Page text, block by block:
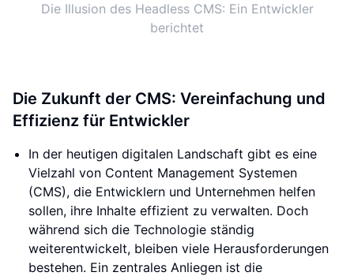
Die Illusion des Headless CMS: Ein Entwickler
berichtet
Die Zukunft der CMS: Vereinfachung und
Effizienz für Entwickler
In der heutigen digitalen Landschaft gibt es eine
Vielzahl von Content Management Systemen
(CMS), die Entwicklern und Unternehmen helfen
sollen, ihre Inhalte effizient zu verwalten. Doch
während sich die Technologie ständig
weiterentwickelt, bleiben viele Herausforderungen
bestehen. Ein zentrales Anliegen ist die